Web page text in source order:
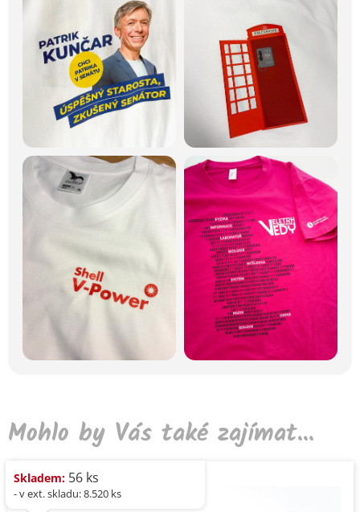
Mohlo by Vás také zajímat...
Skladem: 56 ks
- v ext. skladu: 8.520 ks